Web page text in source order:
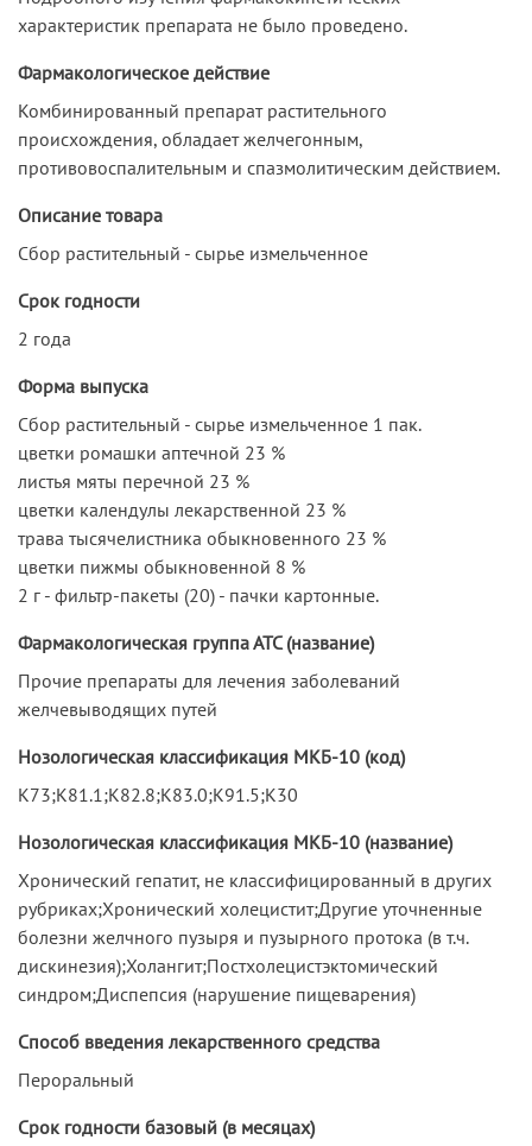
характеристик препарата не было проведено.
Фармакологическое действие
Комбинированный препарат растительного
происхождения, обладает желчегонным,
противовоспалительным и спазмолитическим действием.
Описание товара
Сбор растительный - сырье измельченное
Срок годности
2 года
Форма выпуска
Сбор растительный - сырье измельченное 1 пак.
цветки ромашки аптечной 23 %
листья мяты перечной 23 %
цветки календулы лекарственной 23 %
трава тысячелистника обыкновенного 23 %
цветки пижмы обыкновенной 8 %
2 г - фильтр-пакеты (20) - пачки картонные.
Фармакологическая группа АТС (название)
Прочие препараты для лечения заболеваний
желчевыводящих путей
Нозологическая классификация МКБ-10 (код)
K73;K81.1;K82.8;K83.0;K91.5;K30
Нозологическая классификация МКБ-10 (название)
Хронический гепатит, не классифицированный в других
рубриках;Хронический холецистит;Другие уточненные
болезни желчного пузыря и пузырного протока (в т.ч.
дискинезия);Холангит;Постхолецистэктомический
синдром;Диспепсия (нарушение пищеварения)
Способ введения лекарственного средства
Пероральный
Срок годности базовый (в месяцах)